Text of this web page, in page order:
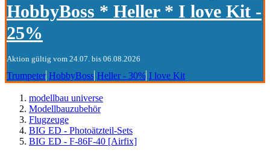
HobbyBoss * Heller * I love Kit -
25%
Aktion gültig vom 24.07. bis 06.08.2026
Trumpeter HobbyBoss Heller - 30% I love Kit
modellbau universe
Modellbauzubehör
Flugzeuge
BIG ED - Photoätzteil-Sets
BIG ED - F-86F-40 [Airfix]